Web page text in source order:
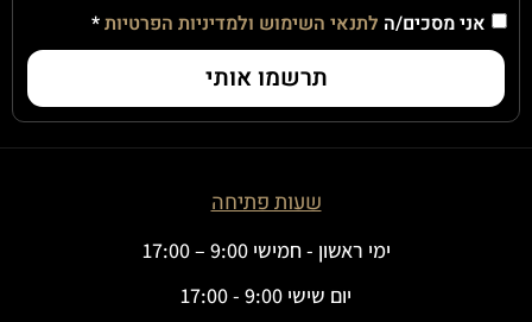
אני מסכים/ה לתנאי השימוש ולמדיניות הפרטיות*
תרשמו אותי
שעות פתיחה
ימי ראשון - חמישי 9:00 – 17:00
יום שישי 9:00 - 17:00